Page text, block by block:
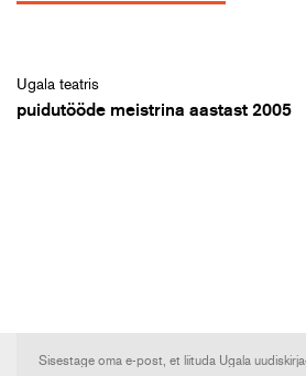
Ugala teatris
puidutööde meistrina aastast 2005